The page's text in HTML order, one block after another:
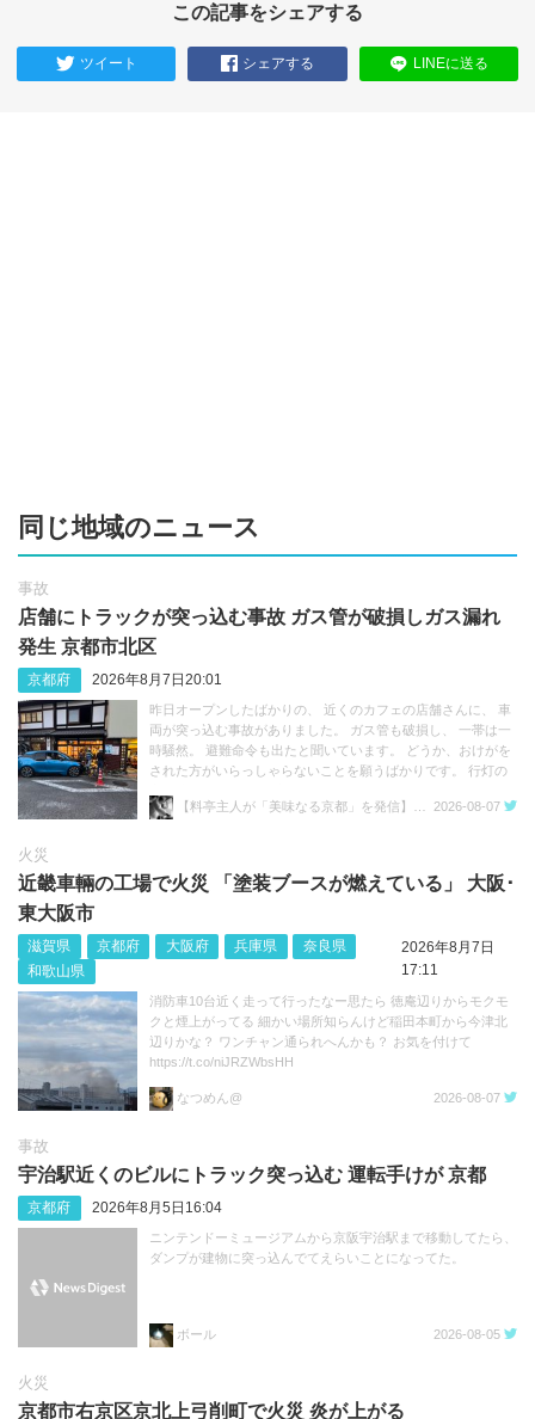
この記事をシェアする
ツイート シェアする LINEに送る
同じ地域のニュース
事故
店舗にトラックが突っ込む事故 ガス管が破損しガス漏れ
発生 京都市北区
京都府 2026年8月7日20:01
昨日オープンしたばかりの、 近くのカフェの店舗さんに、 車
両が突っ込む事故がありました。 ガス管も破損し、 一帯は一
時騒然。 避難命令も出たと聞いています。 どうか、おけがを
された方がいらっしゃらないことを願うばかりです。 行灯の
https://t.co/jcwPJIQv22 https://t.co/GaPGD6hgxg2026-08-07
火災
近畿車輛の工場で火災 「塗装ブースが燃えている」 大阪･
東大阪市
滋賀県 京都府 大阪府 兵庫県
奈良県
和歌山県
2026年8月7日
17:11
消防車10台近く走って行ったなー思たら 徳庵辺りからモクモ
クと煙上がってる 細かい場所知らんけど稲田本町から今津北
辺りかな？ ワンチャン通られへんかも？ お気を付けて
https://t.co/niJRZWbsHH
なつめん@ 2026-08-07
事故
宇治駅近くのビルにトラック突っ込む 運転手けが 京都
京都府 2026年8月5日16:04
ニンテンドーミュージアムから京阪宇治駅まで移動してたら、
ダンプが建物に突っ込んでてえらいことになってた。
ボール 2026-08-05
火災
京都市右京区京北上弓削町で火災 炎が上がる